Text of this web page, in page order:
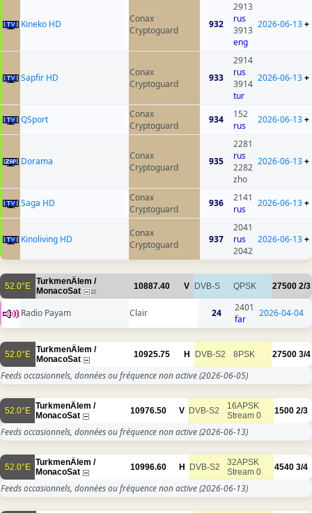
Kineko HD
Conax
Cryptoguard
932
2913
rus
3913
eng
2026-06-13+
Sapfir HD
Conax
Cryptoguard
933
2914
rus
3914
tur
2026-06-13+
QSport
Conax
Cryptoguard
934
152
rus
2026-06-13+
Dorama
Conax
Cryptoguard
935
2281
rus
2282
zho
2026-06-13+
Saga HD
Conax
Cryptoguard
936
2141
rus
2026-06-13+
Kinoliving HD
Conax
Cryptoguard
937
2041
rus
2042
2026-06-13+
52.0°E TurkmenÄlem /
MonacoSat
22
10887.40 V DVB-S QPSK 27500 2/3
Radio Payam Clair 24
2401
far
2026-04-04
52.0°E TurkmenÄlem /
MonacoSat
10925.75 H DVB-S2 8PSK 27500 3/4
Feeds occasionnels, données ou fréquence non active(2026-06-05)
52.0°E TurkmenÄlem /
MonacoSat
10976.50 V DVB-S2
16APSK
Stream 0
1500 2/3
Feeds occasionnels, données ou fréquence non active(2026-06-13)
52.0°E TurkmenÄlem /
MonacoSat
10996.60 H DVB-S2
32APSK
Stream 0
4540 3/4
Feeds occasionnels, données ou fréquence non active(2026-06-13)